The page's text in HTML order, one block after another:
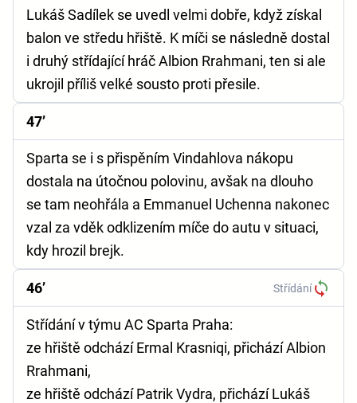
Lukáš Sadílek se uvedl velmi dobře, když získal
balon ve středu hřiště. K míči se následně dostal
i druhý střídající hráč Albion Rrahmani, ten si ale
ukrojil příliš velké sousto proti přesile.
47’
Sparta se i s přispěním Vindahlova nákopu
dostala na útočnou polovinu, avšak na dlouho
se tam neohřála a Emmanuel Uchenna nakonec
vzal za vděk odklizením míče do autu v situaci,
kdy hrozil brejk.
46’ Střídání
Střídání v týmu AC Sparta Praha:
ze hřiště odchází Ermal Krasniqi, přichází Albion
Rrahmani,
ze hřiště odchází Patrik Vydra, přichází Lukáš